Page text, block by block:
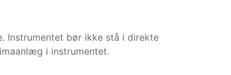
Instrumentet bør ikke stå i direkte
i instrumentet.